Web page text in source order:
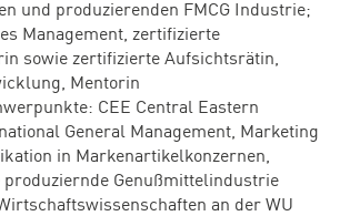
und produzierenden FMCG Industrie;
Management, zertifizierte
sowie zertifizierte Aufsichtsrätin,
Mentorin
CEE Central Eastern
General Management, Marketing
in Markenartikelkonzernen,
produziernde Genußmittelindustrie
an der WU